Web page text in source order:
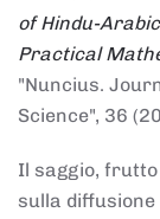
of Hindu-
Practical
"Nuncius.
Science", 36
Il saggio,
sulla